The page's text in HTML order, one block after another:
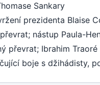
Sankary
prezidenta Blaise
nástup Paula-
převrat; Ibrahim
boje s džihádisty,